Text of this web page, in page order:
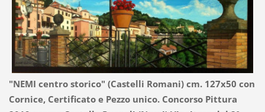
"NEMI centro storico" (Castelli Romani) cm. 127x50 con
Cornice, Certificato e Pezzo unico. Concorso Pittura